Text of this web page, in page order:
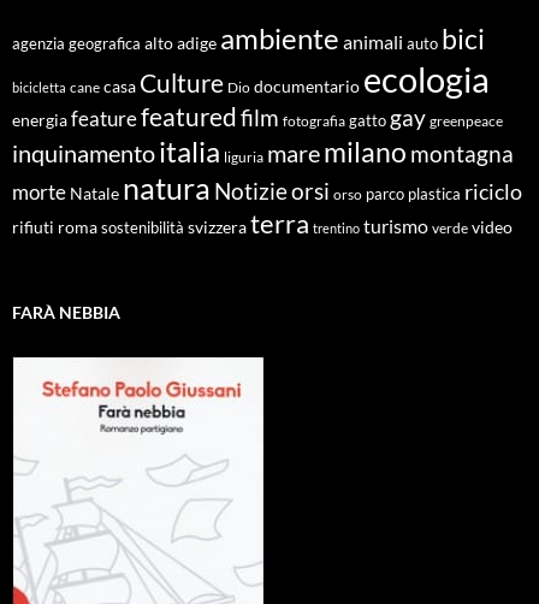
agenzia geografica alto adige ambiente animali auto bici
bicicletta cane casa Culture Dio documentario ecologia
energiafeaturefeaturedfilm fotografia gatto gay greenpeace
inquinamentoitalia liguria maremilano montagna
morte Natale natura Notizieorsi orso parco plastica riciclo
rifiuti roma sostenibilità svizzeraterra trentino turismo verde video
FARÀ NEBBIA